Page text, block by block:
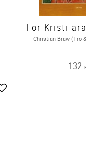
Lägg till i favoriter
Christian Braw (Tro
132